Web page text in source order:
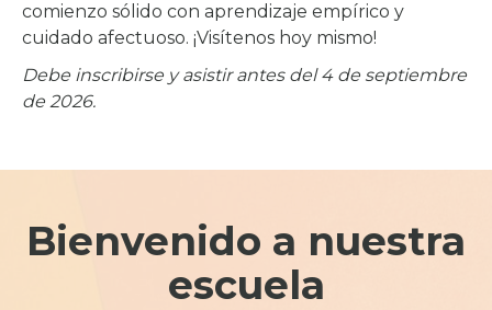
comienzo sólido con aprendizaje empírico y
cuidado afectuoso. ¡Visítenos hoy mismo!
Debe inscribirse y asistir antes del 4 de septiembre
de 2026.
Bienvenido a nuestra
escuela